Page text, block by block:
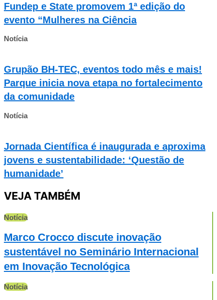
Fundep e State promovem 1ª edição do
evento “Mulheres na Ciência
Notícia
Grupão BH-TEC, eventos todo mês e mais!
Parque inicia nova etapa no fortalecimento
da comunidade
Notícia
Jornada Científica é inaugurada e aproxima
jovens e sustentabilidade: ‘Questão de
humanidade’
VEJA TAMBÉM
Notícia
Marco Crocco discute inovação
sustentável no Seminário Internacional
em Inovação Tecnológica
Notícia